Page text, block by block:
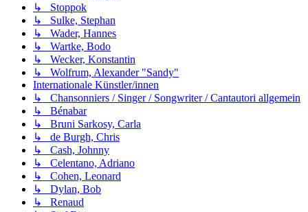
↳ Stoppok
↳ Sulke, Stephan
↳ Wader, Hannes
↳ Wartke, Bodo
↳ Wecker, Konstantin
↳ Wolfrum, Alexander "Sandy"
Internationale Künstler/innen
↳ Chansonniers / Singer / Songwriter / Cantautori allgemein
↳ Bénabar
↳ Bruni Sarkosy, Carla
↳ de Burgh, Chris
↳ Cash, Johnny
↳ Celentano, Adriano
↳ Cohen, Leonard
↳ Dylan, Bob
↳ Renaud